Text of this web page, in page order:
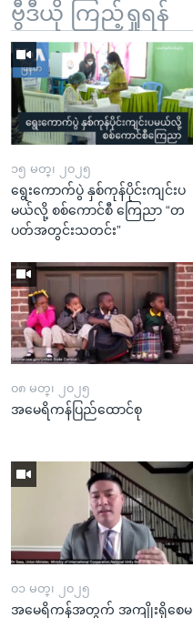
ဗွီဒီယို ကြည့်ရှုရန်
၁၅ မတ္၊ ၂၀၂၅
ရွေးကောက်ပွဲ နှစ်ကုန်ပိုင်းကျင်းပ
မယ်လို့ စစ်ကောင်စီ ကြေညာ “တ
ပတ်အတွင်းသတင်း”
၀၈ မတ္၊ ၂၀၂၅
အမေရိကန်ပြည်ထောင်စု
၀၁ မတ္၊ ၂၀၂၅
အမေရိကန်အတွက် အကျိုးရှိစေမ